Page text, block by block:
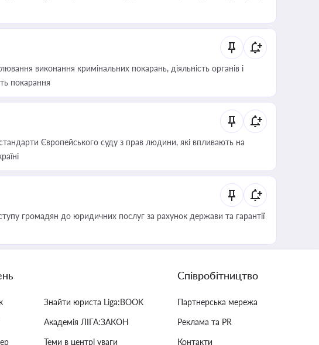
виконання кримінальних покарань, діяльність органів і
покарання
Європейського суду з прав людини, які впливають на
громадян до юридичних послуг за рахунок держави та гарантії
Знайти юриста Liga:BOOK
Академія ЛІГА:ЗАКОН
Теми в центрі уваги
Співробітництво
Партнерська мережа
Реклама та PR
Контакти